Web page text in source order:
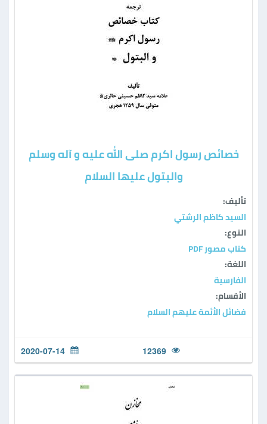
خصائص رسول اکرم صلی الله علیه و آله وسلم
والبتول علیها السلام
تأليف:
السيد كاظم الرشتي
النوع:
كتاب مصور PDF
اللغة:
الفارسية
الأقسام:
فضائل الأئمة عليهم السلام
12369
2020-07-14